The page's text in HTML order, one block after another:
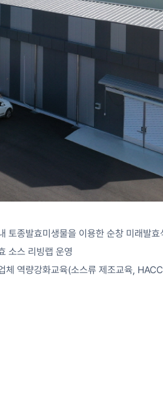
토종발효미생물을 이용한 순창 미래발효
소스 리빙랩 운영
체 역량강화교육(소스류 제조교육,